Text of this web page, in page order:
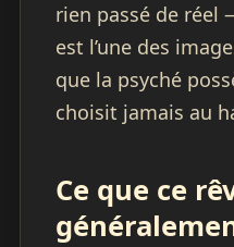
rien passé de réel
est l’une des
que la psyché
choisit jamais au
Ce que ce